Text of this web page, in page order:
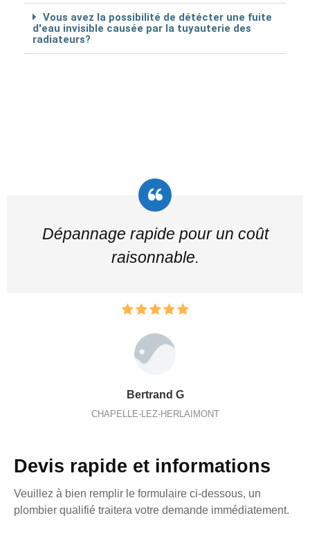
Vous avez la possibilité de détécter une fuite
d'eau invisible causée par la tuyauterie des
radiateurs?
Dépannage rapide pour un coût
raisonnable.
Bertrand G
CHAPELLE-LEZ-HERLAIMONT
Devis rapide et informations
Veuillez à bien remplir le formulaire ci-dessous, un
plombier qualifié traitera votre demande immédiatement.